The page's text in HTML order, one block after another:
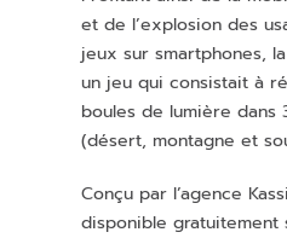
et de l’explosion des
jeux sur smartphones,
un jeu qui consistait à
boules de lumière dans
(désert, montagne et
Conçu par l’agence
disponible gratuitement